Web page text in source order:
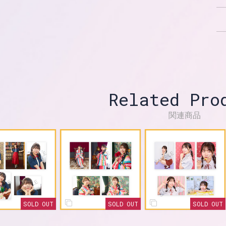
Related
関連商品
SOLD OUT SOLD OUT SOLD OUT